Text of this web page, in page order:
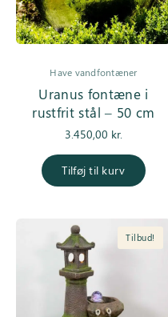
Have vandfontæner
Uranus fontæne i
rustfrit stål – 50 cm
3.450,00 kr.
Tilføj til kurv
Tilbud!